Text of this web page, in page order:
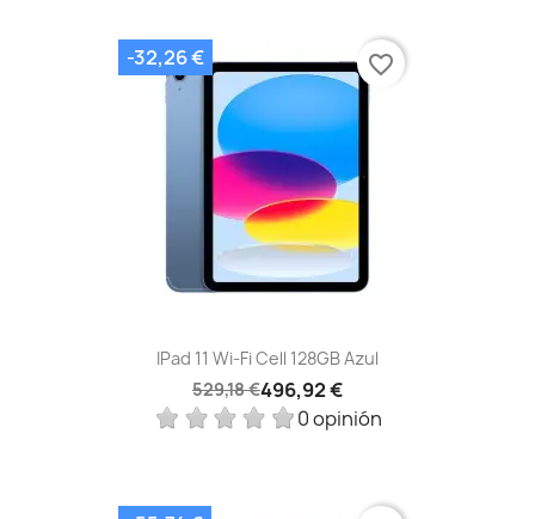
IPad 11 Wi-Fi Cell 128GB Azul
529,18 €496,92 €
0 opinión
-32,26 € favorite_border